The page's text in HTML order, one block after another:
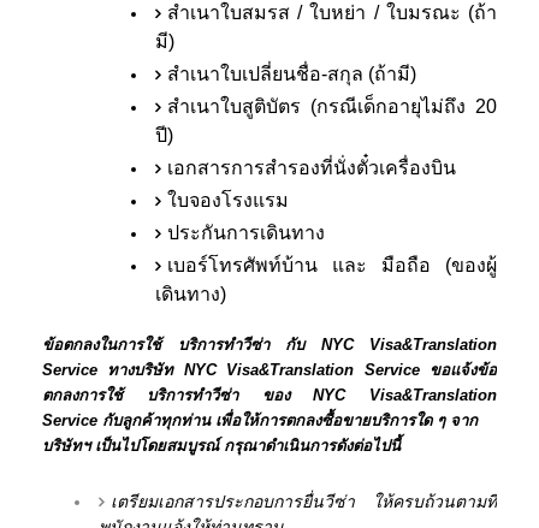
สำเนาใบสมรส / ใบหย่า / ใบมรณะ (ถ้า
มี)
สำเนาใบเปลี่ยนชื่อ-สกุล (ถ้ามี)
สำเนาใบสูติบัตร (กรณีเด็กอายุไม่ถึง 20
ปี)
เอกสารการสำรองที่นั่งตั๋วเครื่องบิน
ใบจองโรงแรม
ประกันการเดินทาง
เบอร์โทรศัพท์บ้าน และ มือถือ (ของผู้
เดินทาง)
ข้อตกลงในการใช้ บริการทำวีซ่า กับ NYC Visa&Translation
Service ทางบริษัท NYC Visa&Translation Service ขอแจ้งข้อ
ตกลงการใช้ บริการทำวีซ่า ของ NYC Visa&Translation
Service กับลูกค้าทุกท่าน เพื่อให้การตกลงซื้อขายบริการใด ๆ จาก
บริษัทฯ เป็นไปโดยสมบูรณ์ กรุณาดำเนินการดังต่อไปนี้
เตรียมเอกสารประกอบการยื่นวีซ่า ให้ครบถ้วนตามที่